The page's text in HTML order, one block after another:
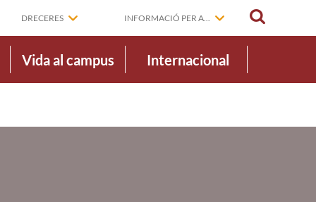
DRECERES INFORMACIÓ PER A...
Vida al campus Internacional